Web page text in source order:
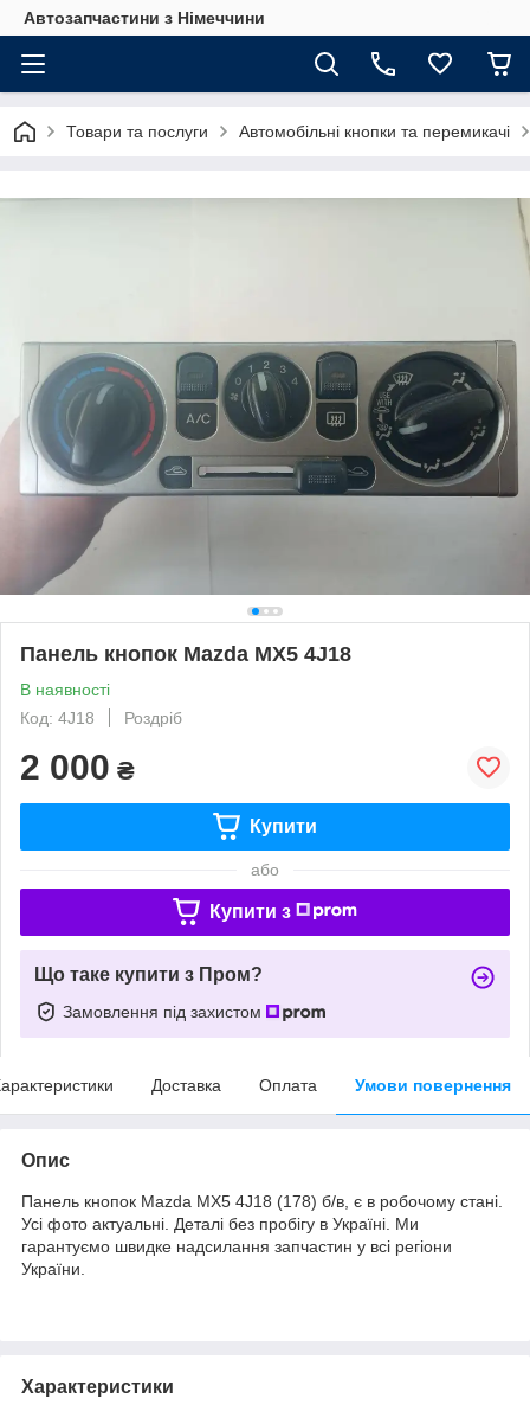
Автозапчастини з Німеччини
Товари та послуги Автомобільні кнопки та перемикачі
Панель кнопок Mazda MX5 4J18
В наявності
Код: 4J18
Роздріб
2 000 ₴
Купити
або
Купити з
Що таке купити з Пром?
Замовлення під захистом
Доставка Оплата Умови повернення
Опис
Панель кнопок Mazda MX5 4J18 (178) б/в, є в робочому стані.
Усі фото актуальні. Деталі без пробігу в Україні. Ми
гарантуємо швидке надсилання запчастин у всі регіони
України.
Характеристики